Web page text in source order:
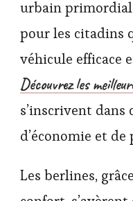
urbain
pour les citadins
véhicule efficace
Découvrez les
s’inscrivent
d’économie et
Les berlines,